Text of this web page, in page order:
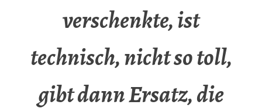
verschenkte, ist
technisch, nicht so toll,
gibt dann Ersatz, die